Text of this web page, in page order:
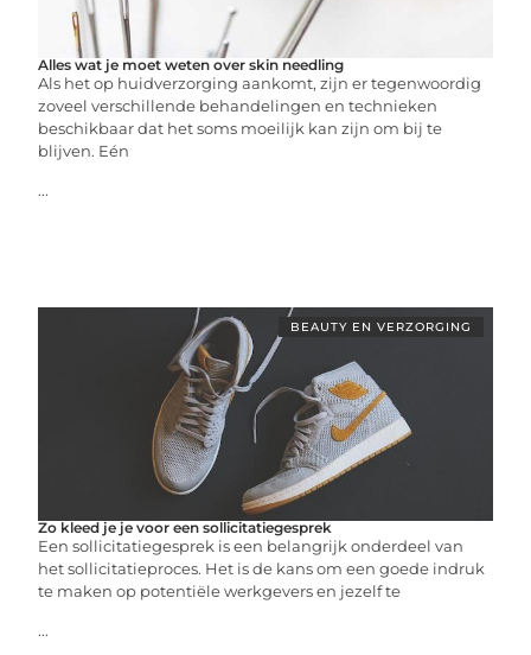
Alles wat je moet weten over skin needling
Als het op huidverzorging aankomt, zijn er tegenwoordig
zoveel verschillende behandelingen en technieken
beschikbaar dat het soms moeilijk kan zijn om bij te
blijven. Eén
...
BEAUTY EN VERZORGING
Zo kleed je je voor een sollicitatiegesprek
Een sollicitatiegesprek is een belangrijk onderdeel van
het sollicitatieproces. Het is de kans om een goede indruk
te maken op potentiële werkgevers en jezelf te
...